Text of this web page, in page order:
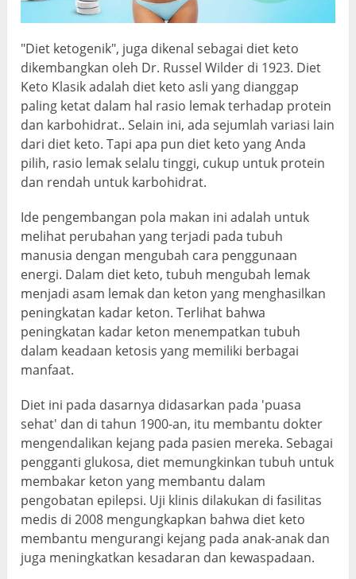
"Diet ketogenik", juga dikenal sebagai diet keto
dikembangkan oleh Dr. Russel Wilder di 1923. Diet
Keto Klasik adalah diet keto asli yang dianggap
paling ketat dalam hal rasio lemak terhadap protein
dan karbohidrat.. Selain ini, ada sejumlah variasi lain
dari diet keto. Tapi apa pun diet keto yang Anda
pilih, rasio lemak selalu tinggi, cukup untuk protein
dan rendah untuk karbohidrat.
Ide pengembangan pola makan ini adalah untuk
melihat perubahan yang terjadi pada tubuh
manusia dengan mengubah cara penggunaan
energi. Dalam diet keto, tubuh mengubah lemak
menjadi asam lemak dan keton yang menghasilkan
peningkatan kadar keton. Terlihat bahwa
peningkatan kadar keton menempatkan tubuh
dalam keadaan ketosis yang memiliki berbagai
manfaat.
Diet ini pada dasarnya didasarkan pada 'puasa
sehat' dan di tahun 1900-an, itu membantu dokter
mengendalikan kejang pada pasien mereka. Sebagai
pengganti glukosa, diet memungkinkan tubuh untuk
membakar keton yang membantu dalam
pengobatan epilepsi. Uji klinis dilakukan di fasilitas
medis di 2008 mengungkapkan bahwa diet keto
membantu mengurangi kejang pada anak-anak dan
juga meningkatkan kesadaran dan kewaspadaan.